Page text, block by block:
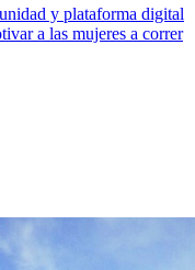
y plataforma digital
a las mujeres a correr